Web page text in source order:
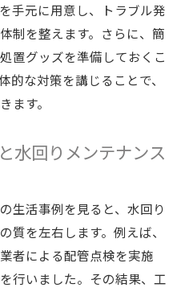
手元に用意し、トラブル発
制を整えます。さらに、簡
置グッズを準備しておくこ
的な対策を講じることで、
ます。
水回りメンテナンス
生活事例を見ると、水回り
質を左右します。例えば、
者による配管点検を実施
行いました。その結果、工